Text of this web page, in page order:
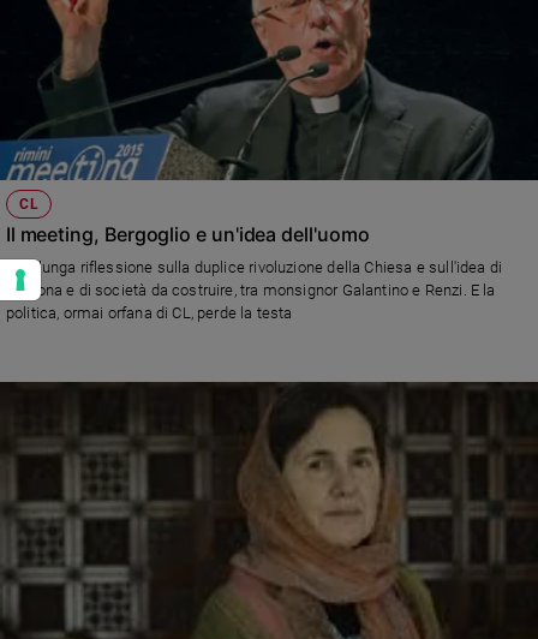
CL
Il meeting, Bergoglio e un'idea dell'uomo
Una lunga riflessione sulla duplice rivoluzione della Chiesa e sull'idea di
persona e di società da costruire, tra monsignor Galantino e Renzi. E la
politica, ormai orfana di CL, perde la testa